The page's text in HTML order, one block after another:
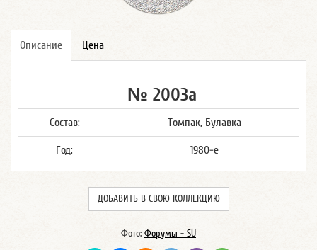
Описание Цена
№ 2003а
Состав: Томпак, Булавка
Год: 1980-е
ДОБАВИТЬ В СВОЮ КОЛЛЕКЦИЮ
Фото: Форумы - SU